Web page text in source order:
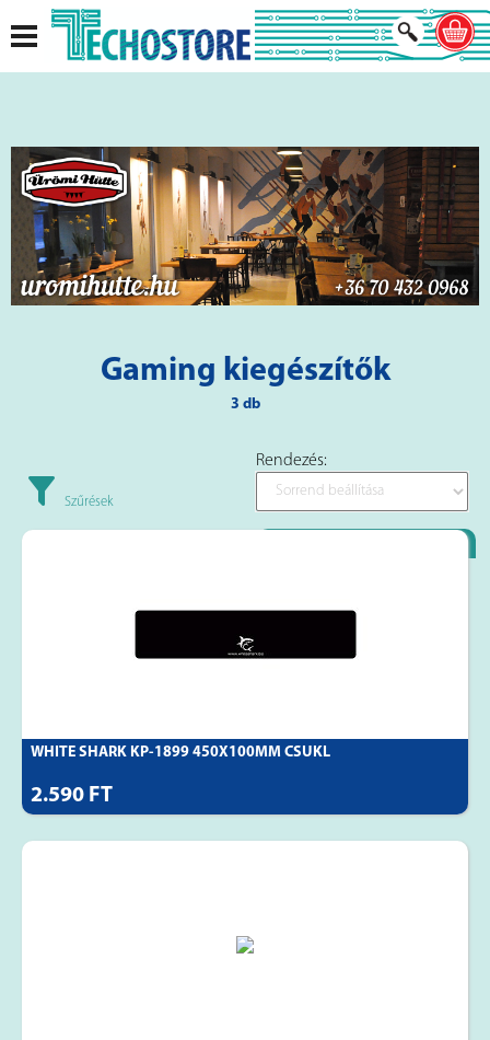
Gaming kiegészítők
3 db
Szűrések
Rendezés:
WHITE SHARK KP-1899 450X100MM CSUKL
2.590 FT